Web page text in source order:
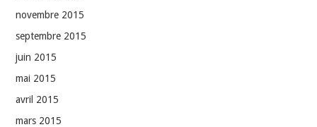
novembre 2015
septembre 2015
juin 2015
mai 2015
avril 2015
mars 2015